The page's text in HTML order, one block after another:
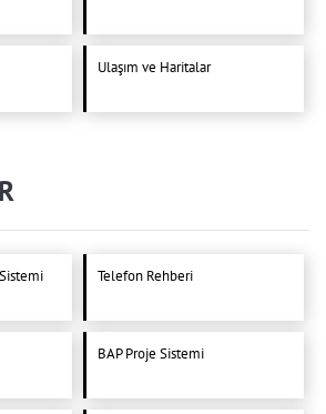
Ulaşım ve Haritalar
Telefon Rehberi
BAP Proje Sistemi